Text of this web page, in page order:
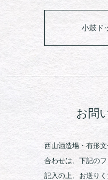
小鼓ド
お問
西山酒造場・有形
合わせは、下記の
記入の上、お送りく